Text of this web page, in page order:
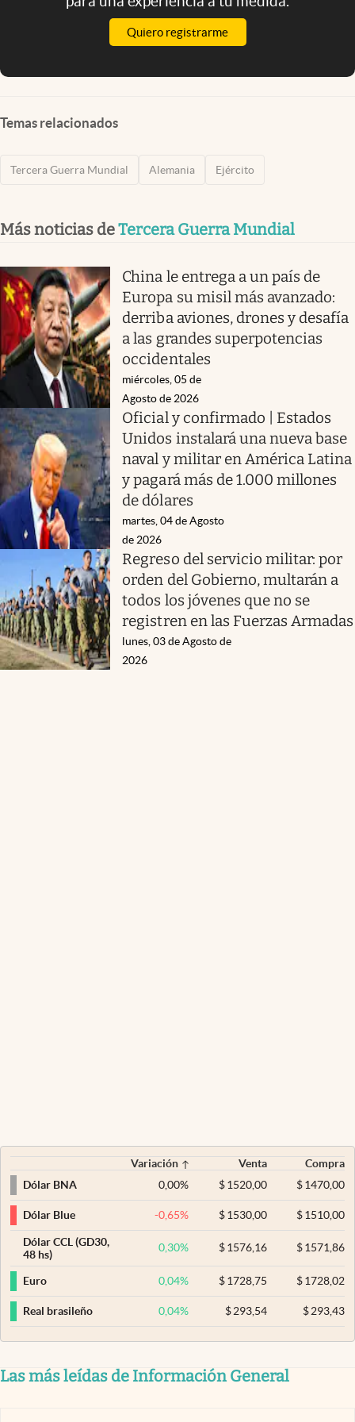
Quiero registrarme
Temas relacionados
Tercera Guerra Mundial Alemania Ejército
Más noticias deTercera Guerra Mundial
China le entrega a un país de
Europa su misil más avanzado:
derriba aviones, drones y desafía
a las grandes superpotencias
occidentales
miércoles, 05 de
Agosto de 2026
Oficial y confirmado | Estados
Unidos instalará una nueva base
naval y militar en América Latina
y pagará más de 1.000 millones
de dólares
martes, 04 de Agosto
de 2026
Regreso del servicio militar: por
orden del Gobierno, multarán a
todos los jóvenes que no se
registren en las Fuerzas Armadas
lunes, 03 de Agosto de
2026
Variación Venta
Compra
Dólar BNA
0,00% $ 1520,00 $1470,00
Dólar Blue -0,65% $ 1530,00 $1510,00
Dólar CCL (GD30,
48 hs)
0,30% $ 1576,16 $1571,86
Euro 0,04% $ 1728,75 $1728,02
Real brasileño 0,04% $ 293,54 $293,43
Las más leídas de Información General